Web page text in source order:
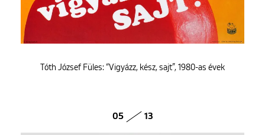
Tóth József Füles: “Vigyázz, kész, sajt”, 1980-as évek
05 13